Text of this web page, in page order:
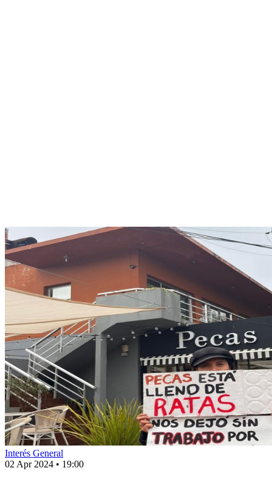
Interés General
02 Apr 2024 • 19:00